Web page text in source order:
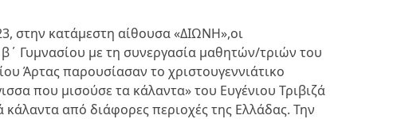
στην κατάμεστη αίθουσα «ΔΙΩΝΗ»,οι
β΄ Γυμνασίου με τη συνεργασία μαθητών/τριών του
Άρτας παρουσίασαν το χριστουγεννιάτικο
που μισούσε τα κάλαντα» του Ευγένιου Τριβιζά
από διάφορες περιοχές της Ελλάδας. Την